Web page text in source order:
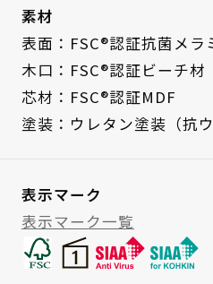
素材
表面：FSC®認証抗菌メラ
木口：FSC®認証ビーチ材
芯材：FSC®認証MDF
塗装：ウレタン塗装（抗ウ
表示マーク
表示マーク一覧